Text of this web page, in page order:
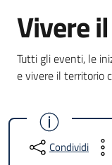
Vivere
Tutti gli eventi, le
e vivere il territorio
Condividi